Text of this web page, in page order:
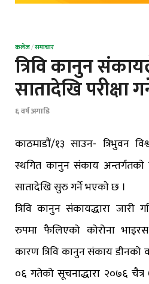
कलेज/समाचार
त्रिवि कानुन
सातादेखि परीक्षा
६ वर्ष अगाडि
काठमाडौं/१३ साउन- त्रिभुवन
स्थगित कानुन संकाय अन्तर्गतकाे
सातादेखि सुरु गर्ने भएकाे छ ।
त्रिवि कानुन संकायद्धारा जारी
रुपमा फैलिएको कोरोना
कारण त्रिवि कानुन संकाय डीनको
०६ गतेको सूचनाद्धारा २०७६